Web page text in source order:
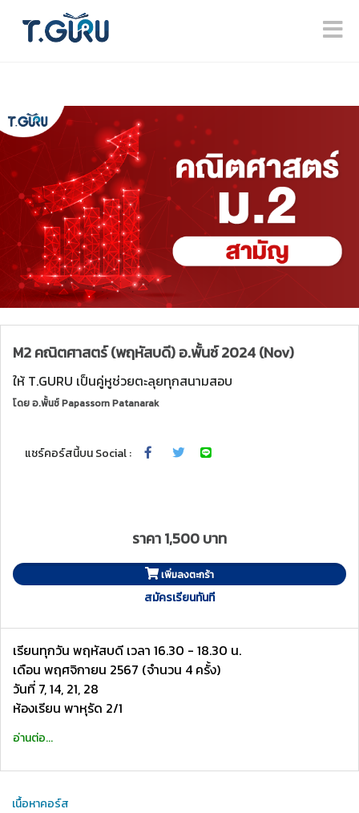
M2 คณิตศาสตร์ (พฤหัสบดี) อ.พั้นช์ 2024 (Nov)
ให้ T.GURU เป็นคู่หูช่วยตะลุยทุกสนามสอบ
โดยอ.พั้นช์ Papassorn Patanarak
แชร์คอร์สนี้บน Social :
ราคา 1,500 บาท
เพิ่มลงตะกร้า
สมัครเรียนทันที
เรียนทุกวัน พฤหัสบดี เวลา 16.30 - 18.30 น.
เดือน พฤศจิกายน 2567 (จำนวน 4 ครั้ง)
วันที่ 7, 14, 21, 28
ห้องเรียน พาหุรัด 2/1
อ่านต่อ...
เนื้อหาคอร์ส